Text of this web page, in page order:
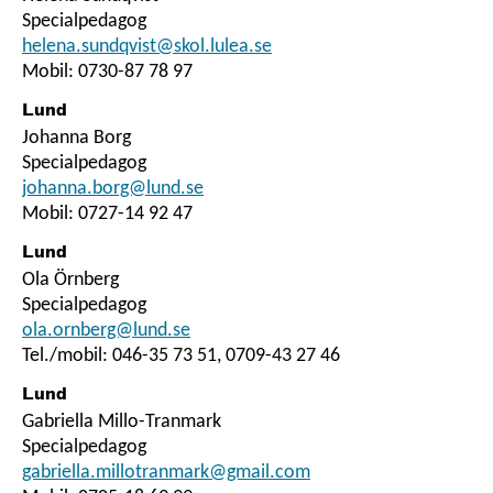
Specialpedagog
helena.sundqvist@skol.lulea.se
Mobil: 0730-87 78 97
Lund
Johanna Borg
Specialpedagog
johanna.borg@lund.se
Mobil: 0727-14 92 47
Lund
Ola Örnberg
Specialpedagog
ola.ornberg@lund.se
Tel./mobil: 046-35 73 51, 0709-43 27 46
Lund
Gabriella Millo-Tranmark
Specialpedagog
gabriella.millotranmark@gmail.com